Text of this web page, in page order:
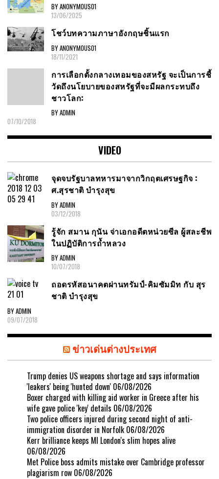
BY ANONYMOUS01
13/06/2025
โชว์บทความภาษาอังกฤษชิ้นแรก
BY ANONYMOUS01
18/11/2021
การเลือกตั้งกลางเทอมของสหรัฐ จะเป็นการชี้
วัดถึงนโยบายของสหรัฐที่จะมีผลกระทบถึง
ชาวโลก:
BY ADMIN
07/10/2018
VIDEO
จุดจบรัฐบาลทหารมาจากวิกฤตเศรษฐกิจ :
ศ.สุรชาติ บำรุงสุข
BY ADMIN
03/12/2018
รู้จัก สมาน กุนัน จ่าเอกอดีตหน่วยซีล ผู้สละชีพ
ในปฏิบัติการถ้ำหลวง
BY ADMIN
10/07/2018
ถอดรหัสอนาคตผ่านทรัมป์-คิมซัมมิท กับ สุร
ชาติ บำรุงสุข
BY ADMIN
09/07/2018
ข่าวเด่นต่างประเทศ
Trump denies US weapons shortage and says information
'leakers' being 'hunted down' 06/08/2026
Boxer charged with killing aid worker in Greece after his
wife gave police 'key' details 06/08/2026
Two police officers injured during second night of anti-
immigration disorder in Norfolk 06/08/2026
Kerr brilliance keeps MI London's slim hopes alive
06/08/2026
Met Police boss admits mistake over Cambridge professor
plagiarism row 06/08/2026